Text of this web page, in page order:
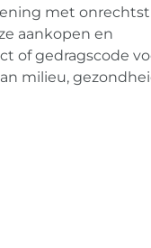
met
aankopen en
of gedragscode
milieu,